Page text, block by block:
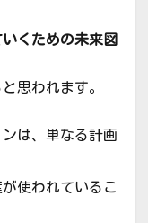
くための未来図
思われます。
は、単なる計画
使われているこ